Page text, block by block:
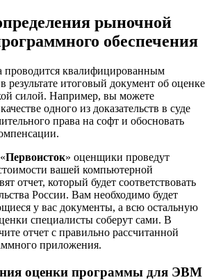
рыночной
обеспечения
квалифицированным
итоговый документ об оценке
силой. Например, вы можете
одного из доказательств в суде
права на софт и обосновать
Первоисток» оценщики проведут
вашей компьютерной
отчет, который будет соответствовать
России. Вам необходимо будет
у вас документы, а всю остальную
специалисты соберут сами. В
отчет с правильно рассчитанной
приложения.
оценки программы для ЭВМ